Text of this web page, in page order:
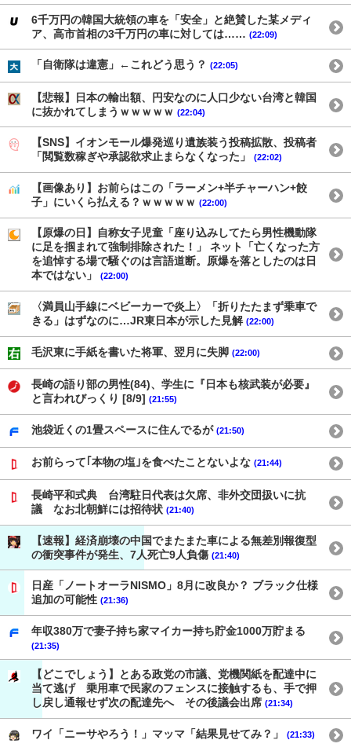
6千万円の韓国大統領の車を「安全」と絶賛した某メディ
ア、高市首相の3千万円の車に対しては…… (22:09)
「自衛隊は違憲」←これどう思う？ (22:05)
【悲報】日本の輸出額、円安なのに人口少ない台湾と韓国
に抜かれてしまうｗｗｗｗｗ (22:04)
【SNS】イオンモール爆発巡り遺族装う投稿拡散、投稿者
「閲覧数稼ぎや承認欲求止まらなくなった」
(22:02)
【画像あり】お前らはこの「ラーメン+半チャーハン+餃
子」にいくら払える？ｗｗｗｗｗ (22:00)
【原爆の日】自称女子児童「座り込みしてたら男性機動隊
に足を掴まれて強制排除された！」 ネット「亡くなった方
を追悼する場で騒ぐのは言語道断。原爆を落としたのは日
本ではない」
(22:00)
〈満員山手線にベビーカーで炎上〉「折りたたまず乗車で
きる」はずなのに…JR東日本が示した見解 (22:00)
毛沢東に手紙を書いた将軍、翌月に失脚 (22:00)
長崎の語り部の男性(84)、学生に『日本も核武装が必要』
と言われびっくり [8/9] (21:55)
池袋近くの1畳スペースに住んでるが (21:50)
お前らって｢本物の塩｣を食べたことないよな (21:44)
長崎平和式典 台湾駐日代表は欠席、非外交団扱いに抗
議 なお北朝鮮には招待状 (21:40)
【速報】経済崩壊の中国でまたまた車による無差別報復型
の衝突事件が発生、7人死亡9人負傷 (21:40)
日産「ノートオーラNISMO」8月に改良か？ ブラック仕様
追加の可能性 (21:36)
年収380万で妻子持ち家マイカー持ち貯金1000万貯まる
(21:35)
【どこでしょう】とある政党の市議、党機関紙を配達中に
当て逃げ 乗用車で民家のフェンスに接触するも、手で押
し戻し通報せず次の配達先へ その後議会出席 (21:34)
ワイ「ニーサやろう！」マッマ「結果見せてみ？」 (21:33)